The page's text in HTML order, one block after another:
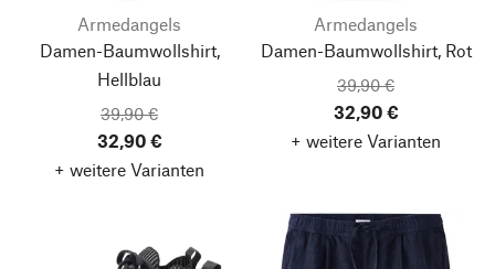
Armedangels
Damen-Baumwollshirt,
Hellblau
39,90 €
32,90 €
+ weitere Varianten
Armedangels
Damen-Baumwollshirt, Rot
39,90 €
32,90 €
+ weitere Varianten